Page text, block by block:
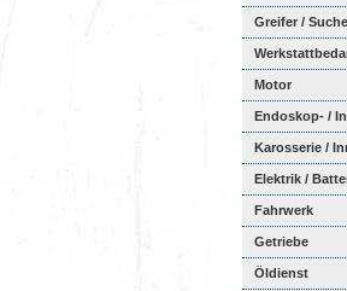
Greifer /
Motor
Endoskop- /
Karosserie /
Elektrik /
Fahrwerk
Getriebe
Öldienst